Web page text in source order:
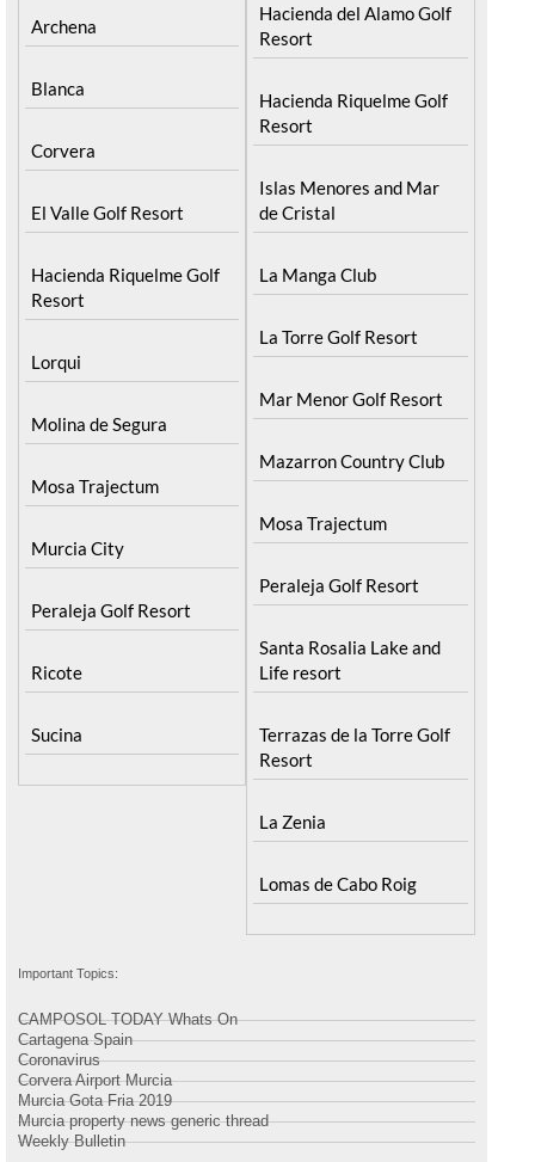
Archena
Blanca
Corvera
El Valle Golf Resort
Hacienda Riquelme Golf
Resort
Lorqui
Molina de Segura
Mosa Trajectum
Murcia City
Peraleja Golf Resort
Ricote
Sucina
Hacienda del Alamo Golf
Resort
Hacienda Riquelme Golf
Resort
Islas Menores and Mar
de Cristal
La Manga Club
La Torre Golf Resort
Mar Menor Golf Resort
Mazarron Country Club
Mosa Trajectum
Peraleja Golf Resort
Santa Rosalia Lake and
Life resort
Terrazas de la Torre Golf
Resort
La Zenia
Lomas de Cabo Roig
Important Topics:
CAMPOSOL TODAY Whats On
Cartagena Spain
Coronavirus
Corvera Airport Murcia
Murcia Gota Fria 2019
Murcia property news generic thread
Weekly Bulletin